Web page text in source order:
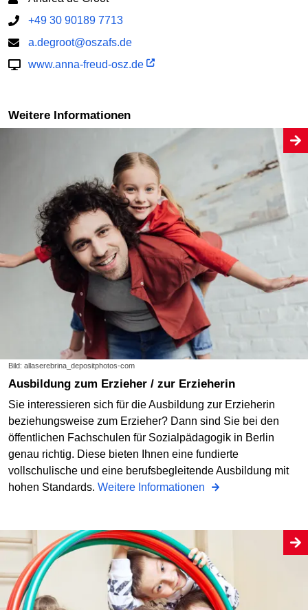
+49 30 90189 7713
a.degroot@oszafs.de
www.anna-freud-osz.de
Weitere Informationen
Bild: allaserebrina_depositphotos-com
Ausbildung zum Erzieher / zur Erzieherin
Sie interessieren sich für die Ausbildung zur Erzieherin
beziehungsweise zum Erzieher? Dann sind Sie bei den
öffentlichen Fachschulen für Sozialpädagogik in Berlin
genau richtig. Diese bieten Ihnen eine fundierte
vollschulische und eine berufsbegleitende Ausbildung mit
hohen Standards. Weitere Informationen